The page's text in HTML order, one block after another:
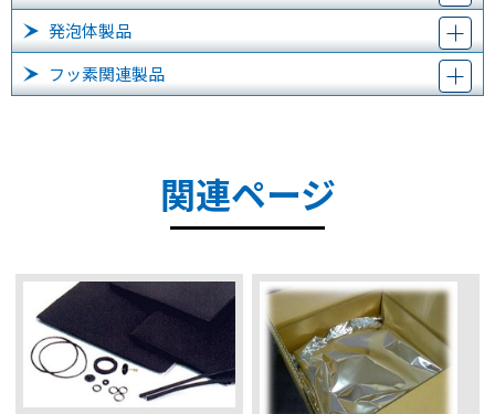
発泡体製品
フッ素関連製品
関連ページ